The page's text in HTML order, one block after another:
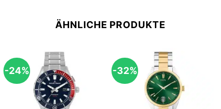
ÄHNLICHE PRODUKTE
-24% -32%